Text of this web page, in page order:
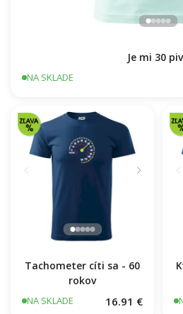
Je mi 30
NA SKLADE
Tachometer cíti sa - 60
rokov
NA SKLADE 16.91 €